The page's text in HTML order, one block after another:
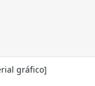
gráfico]